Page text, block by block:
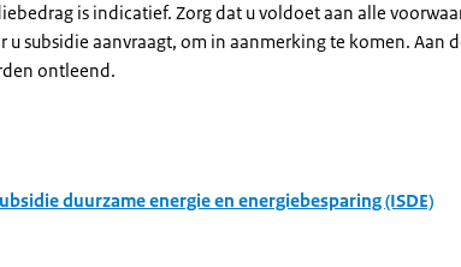
is indicatief. Zorg dat u voldoet aan alle
u subsidie aanvraagt, om in aanmerking te komen. Aan
ontleend.
duurzame energie en energiebesparing (ISDE)